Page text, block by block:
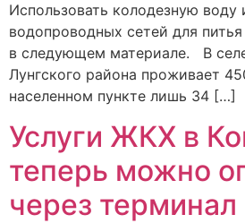
Использовать колодезную воду
водопроводных сетей для
в следующем материале. В
Лунгского района проживает
населенном пункте лишь 34 […]
Услуги ЖКХ в
теперь можно
через терминал